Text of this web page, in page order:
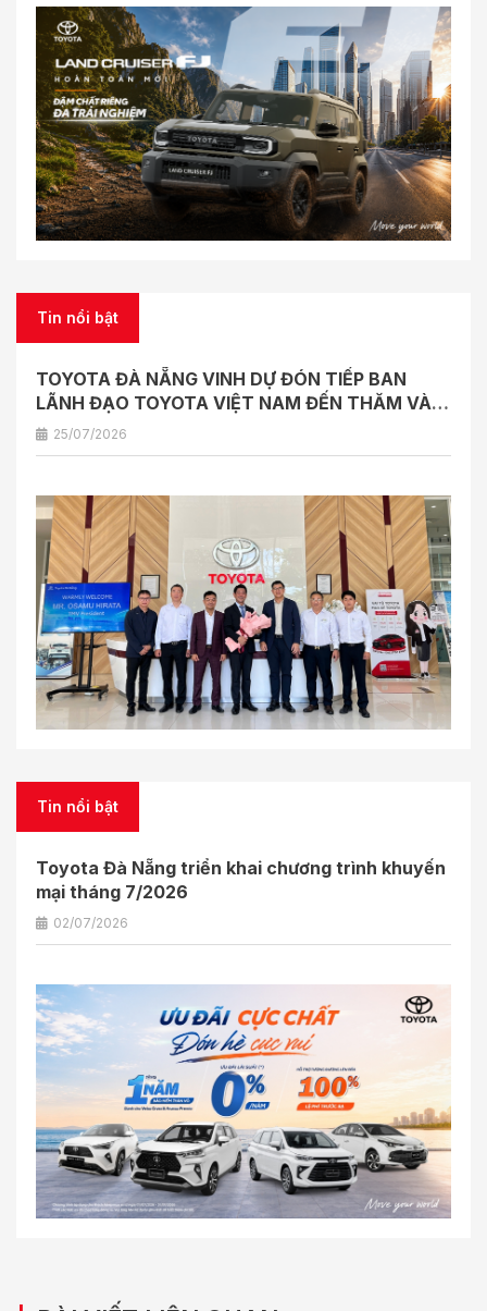
Tin nổi bật
TOYOTA ĐÀ NẴNG VINH DỰ ĐÓN TIẾP BAN
LÃNH ĐẠO TOYOTA VIỆT NAM ĐẾN THĂM VÀ
LÀM VIỆC
25/07/2026
Tin nổi bật
Toyota Đà Nẵng triển khai chương trình khuyến
mại tháng 7/2026
02/07/2026